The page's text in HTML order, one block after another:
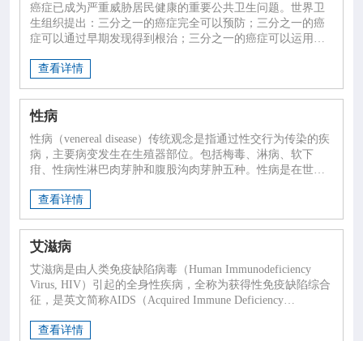
癌症已成为严重威胁居民健康的重要公共卫生问题。世界卫
生组织提出：三分之一的癌症完全可以预防；三分之一的癌
症可以通过早期发现得到根治；三分之一的癌症可以运用现
防和规范治疗可降低癌症的发病和死亡。
查看详情
性病
性病（venereal disease）传统观念是指通过性交行为传染的疾
病，主要病变发生在生殖器部位。包括梅毒、淋病、软下
疳、性病性淋巴肉芽肿和腹股沟肉芽肿五种。性病是在世界
发病年龄降低、耐药菌株增多的趋势，尤其是艾滋病的大幅
个十分艰巨而长期的任务。
查看详情
艾滋病
艾滋病是由人类免疫缺陷病毒（Human Immunodeficiency
Virus, HIV）引起的全身性疾病，全称为获得性免疫缺陷综合
征，是英文简称AIDS（Acquired Immune Deficiency
阴道分泌物、胸腹水、脑脊液、羊水和乳汁等体液中。
查看详情